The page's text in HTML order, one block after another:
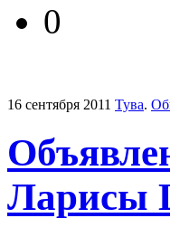
0
16 сентября 2011 Тува.
Ларисы